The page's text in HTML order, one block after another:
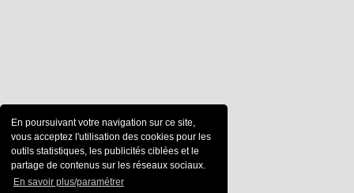
En poursuivant votre navigation sur ce site,
vous acceptez l'utilisation des cookies pour les
outils statistiques, les publicités ciblées et le
partage de contenus sur les réseaux sociaux.
En savoir plus/paramétrer